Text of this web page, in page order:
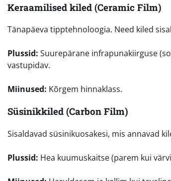
Keraamilised kiled (Ceramic Film)
Tänapäeva tipptehnoloogia. Need kiled
Plussid: Suurepärane infrapunakiirguse
vastupidav.
Miinused: Kõrgem hinnaklass.
Süsinikkiled (Carbon Film)
Sisaldavad süsinikuosakesi, mis annavad
Plussid: Hea kuumuskaitse (parem kui